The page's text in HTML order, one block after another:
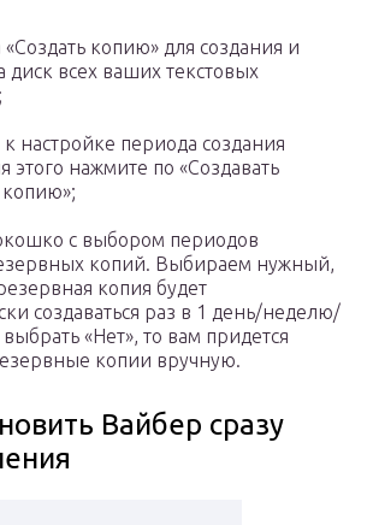
копию» для создания и
диск всех ваших текстовых
настройке периода создания
этого нажмите по «Создавать
с выбором периодов
копий. Выбираем нужный,
копия будет
создаваться раз в 1 день/неделю/
«Нет», то вам придется
копии вручную.
Вайбер сразу